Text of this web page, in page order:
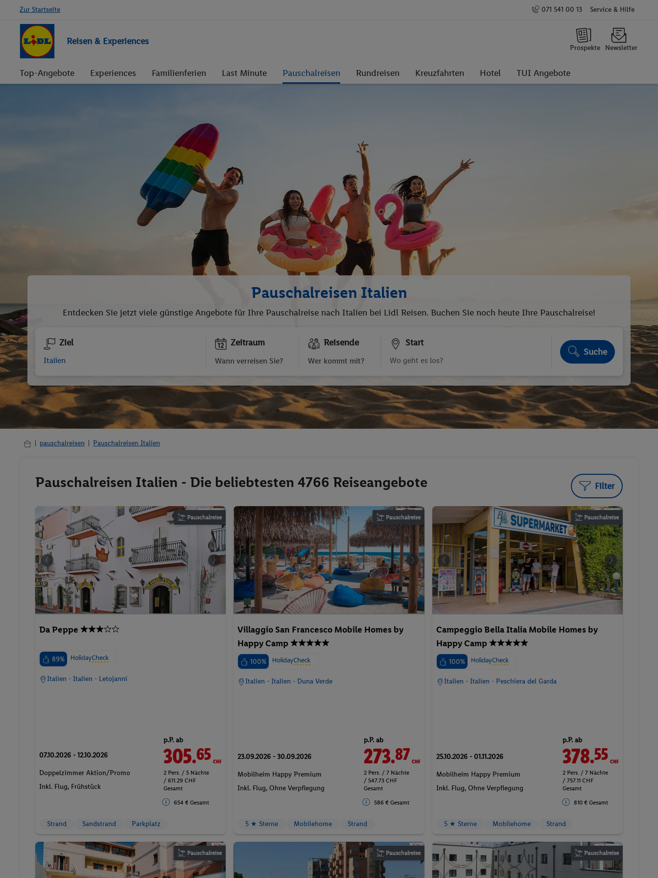
Zur Startseite 071 541 00 13 Service & Hilfe
Reisen & Experiences
Prospekte Newsletter
Top-Angebote Experiences Familienferien Last Minute Pauschalreisen Rundreisen Kreuzfahrten Hotel TUI Angebote
Pauschalreisen Italien
Entdecken Sie jetzt viele günstige Angebote für Ihre Pauschalreise nach Italien bei Lidl Reisen. Buchen Sie noch heute Ihre Pauschalreise!
Ziel Zeitraum
Wann verreisen Sie?
Reisende
Wer kommt mit?
Start
Suche
pauschalreisen Pauschalreisen Italien
Pauschalreisen Italien - Die beliebtesten 4766 Reiseangebote Filter
Pauschalreise
Da Peppe
89%
Italien - Italien - Letojanni
07.10.2026 - 12.10.2026
Doppelzimmer Aktion/Promo
Inkl. Flug, Frühstück
p.P. ab
305.65CHF
2 Pers. / 5 Nächte
/ 611.29 CHF
Gesamt
654 € Gesamt
Strand Sandstrand Parkplatz
Pauschalreise
Villaggio San Francesco Mobile Homes by
Happy Camp
100%
Italien - Italien - Duna Verde
23.09.2026 - 30.09.2026
Mobilheim Happy Premium
Inkl. Flug,Ohne Verpflegung
p.P. ab
273.87CHF
2 Pers. / 7 Nächte
/ 547.73 CHF
Gesamt
586 € Gesamt
5 ★ Sterne Mobilehome Strand
Pauschalreise
Campeggio Bella Italia Mobile Homes by
Happy Camp
100%
Italien - Italien - Peschiera del Garda
25.10.2026 - 01.11.2026
Mobilheim Happy Premium
Inkl. Flug, Ohne Verpflegung
p.P. ab
378.55CHF
2 Pers. / 7 Nächte
/ 757.11 CHF
Gesamt
810 € Gesamt
5 ★ Sterne Mobilehome Strand
Pauschalreise Pauschalreise Pauschalreise